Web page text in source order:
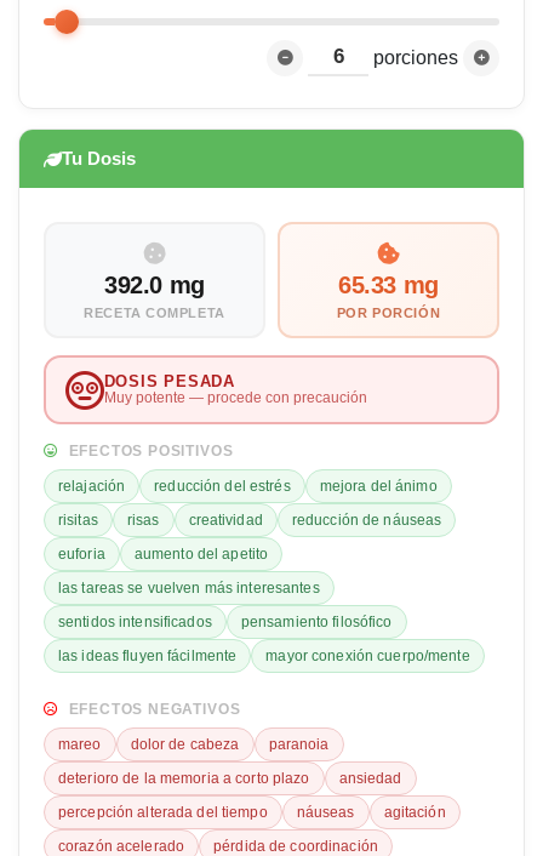
porciones
Tu Dosis
392.0 mg
RECETA COMPLETA
65.33 mg
POR PORCIÓN
DOSIS PESADA
Muy potente — procede con precaución
EFECTOS POSITIVOS
relajación reducción del estrés
mejora del ánimo
risitas
risas creatividad
reducción de náuseas
euforia
aumento del apetito
las tareas se vuelven más interesantes
sentidos intensificados
pensamiento filosófico
las ideas fluyen fácilmente
mayor conexión cuerpo/mente
EFECTOS NEGATIVOS
mareo dolor de cabeza
paranoia
deterioro de la memoria a corto plazo
ansiedad
percepción alterada del tiempo
náuseas
agitación
corazón acelerado
pérdida de coordinación